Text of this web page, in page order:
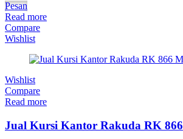
Pesan
Read more
Compare
Wishlist
Wishlist
Compare
Read more
Jual Kursi Kantor Rakuda RK 866